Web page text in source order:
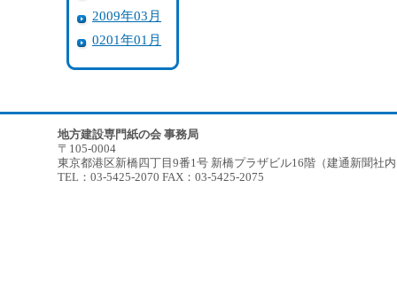
2009年03月
0201年01月
地方建設専門紙の会 事務局
〒105-0004
東京都港区新橋四丁目9番1号 新橋プラザビル16階（建通新聞社
TEL：03-5425-2070 FAX：03-5425-2075